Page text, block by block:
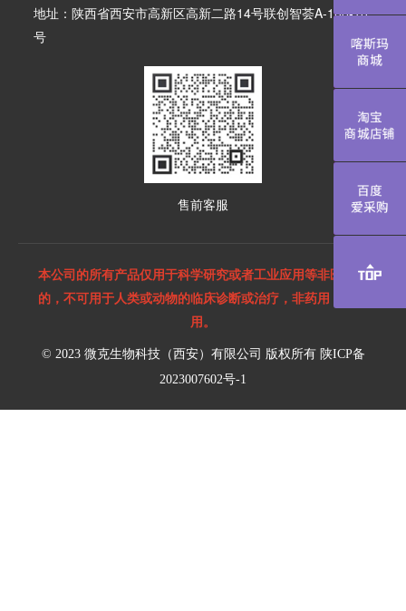
地址：陕西省西安市高新区高新二路14号联创智荟A-108-10
号
售前客服
本公司的所有产品仅用于科学研究或者工业应用等非医疗目
的，不可用于人类或动物的临床诊断或治疗，非药用，非食
用。
© 2023 微克生物科技（西安）有限公司 版权所有 陕ICP备
2023007602号-1
喀斯玛商
淘宝商城
百度爱采购